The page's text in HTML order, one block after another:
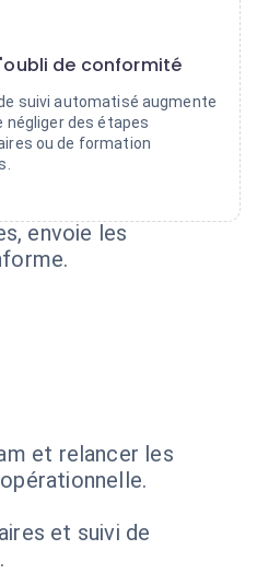
de conformité
suivi automatisé augmente
négliger des étapes
ou de formation
envoie les
et relancer les
et suivi de